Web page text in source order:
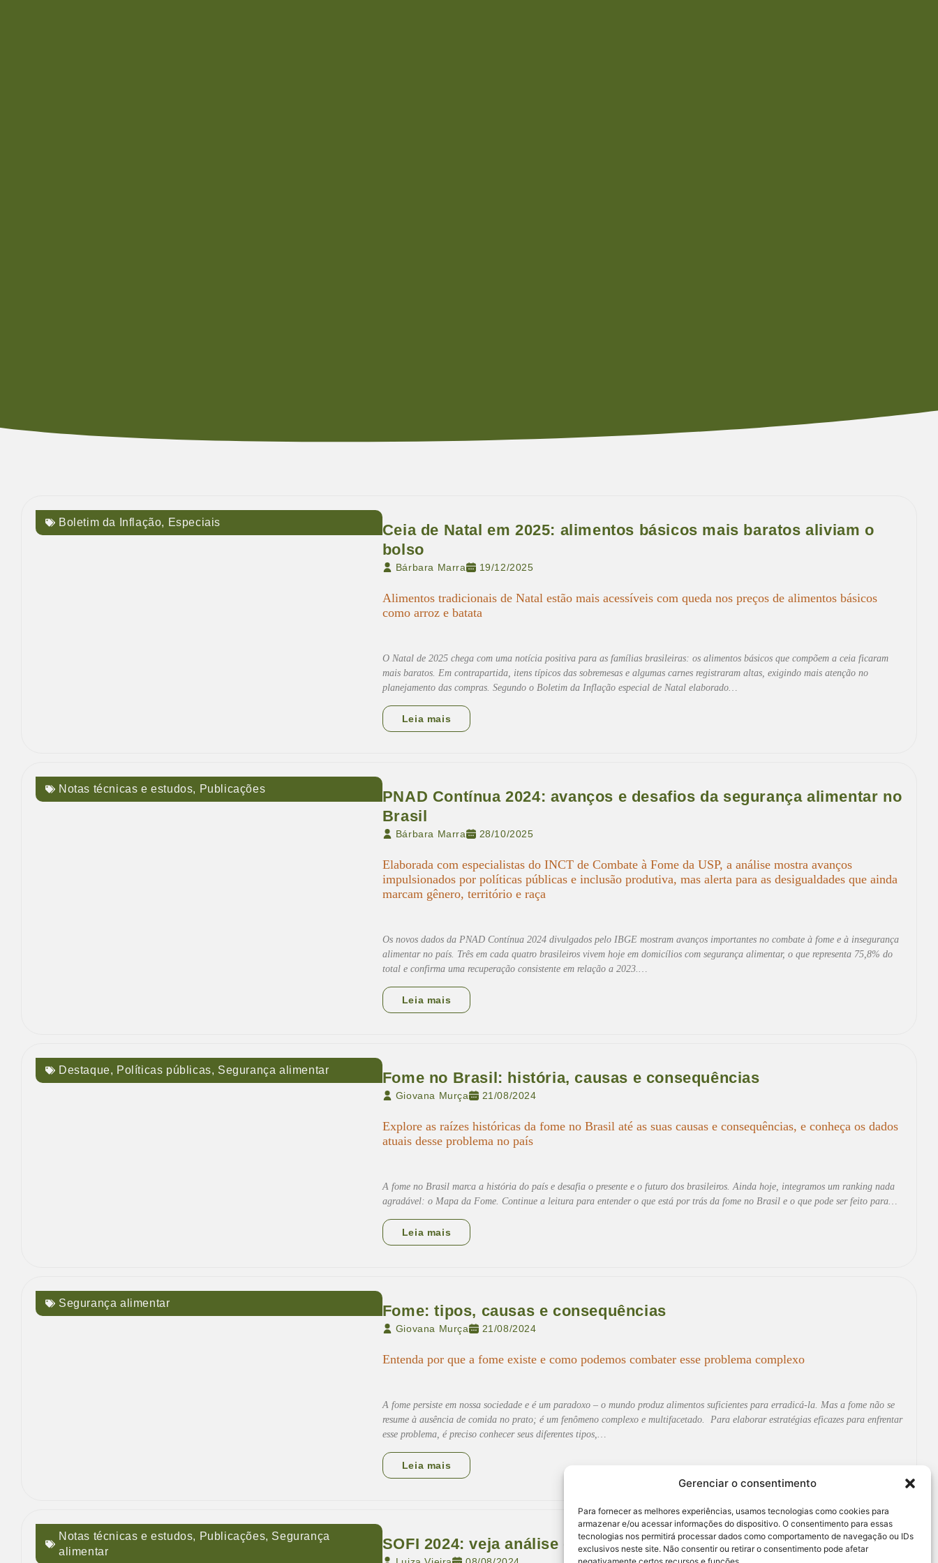
Gerenciar o consentimento
Para fornecer as melhores experiências, usamos tecnologias como cookies para
armazenar e/ou acessar informações do dispositivo. O consentimento para essas
tecnologias nos permitirá processar dados como comportamento de navegação ou IDs
exclusivos neste site. Não consentir ou retirar o consentimento pode afetar
Boletim da Inflação, Especiais
Ceia de Natal em 2025: alimentos básicos mais baratos aliviam o
bolso
Bárbara Marra 19/12/2025
Alimentos tradicionais de Natal estão mais acessíveis com queda nos preços de alimentos básicos
como arroz e batata
O Natal de 2025 chega com uma notícia positiva para as famílias brasileiras: os alimentos básicos que compõem a ceia ficaram
mais baratos. Em contrapartida, itens típicos das sobremesas e algumas carnes registraram altas, exigindo mais atenção no
planejamento das compras. Segundo o Boletim da Inflação especial de Natal elaborado…
Leia mais
Notas técnicas e estudos, Publicações
PNAD Contínua 2024: avanços e desafios da segurança alimentar no
Brasil
Bárbara Marra 28/10/2025
Elaborada com especialistas do INCT de Combate à Fome da USP, a análise mostra avanços
impulsionados por políticas públicas e inclusão produtiva, mas alerta para as desigualdades que ainda
marcam gênero, território e raça
Os novos dados da PNAD Contínua 2024 divulgados pelo IBGE mostram avanços importantes no combate à fome e à insegurança
alimentar no país. Três em cada quatro brasileiros vivem hoje em domicílios com segurança alimentar, o que representa 75,8% do
total e confirma uma recuperação consistente em relação a 2023.…
Leia mais
Destaque, Políticas públicas, Segurança alimentar Fome no Brasil: história, causas e consequências
Giovana Murça 21/08/2024
Explore as raízes históricas da fome no Brasil até as suas causas e consequências, e conheça os dados
atuais desse problema no país
A fome no Brasil marca a história do país e desafia o presente e o futuro dos brasileiros. Ainda hoje, integramos um ranking nada
agradável: o Mapa da Fome. Continue a leitura para entender o que está por trás da fome no Brasil e o que pode ser feito para…
Leia mais
Segurança alimentar Fome: tipos, causas e consequências
Giovana Murça 21/08/2024
Entenda por que a fome existe e como podemos combater esse problema complexo
A fome persiste em nossa sociedade e é um paradoxo – o mundo produz alimentos suficientes para erradicá-la. Mas a fome não se
resume à ausência de comida no prato; é um fenômeno complexo e multifacetado. Para elaborar estratégias eficazes para enfrentar
esse problema, é preciso conhecer seus diferentes tipos,…
Leia mais
Notas técnicas e estudos, Publicações, Segurança
alimentar
SOFI 2024: veja análise do Pacto Contra a Fome